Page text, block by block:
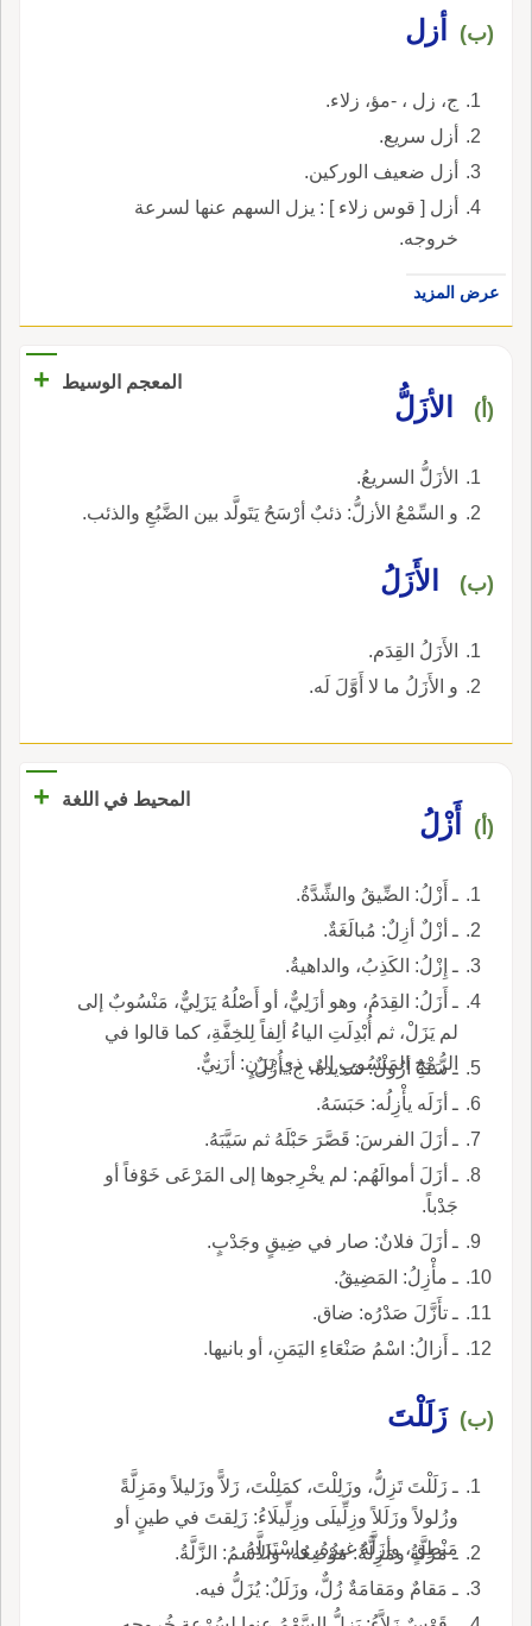
(ب) أزل
ج، زل ، -مؤ، زلاء.
أزل سريع.
أزل ضعيف الوركين.
أزل [ قوس زلاء ] : يزل السهم عنها لسرعة
خروجه.
عرض المزيد
المعجم الوسيط +
(أ) الأزَلُّ
الأزَلُّ السريعُ.
و السِّمْعُ الأزلُّ: ذئبٌ أرْسَحُ يَتَولَّد بين الضَّبُعِ والذئب.
(ب) الأَزَلُ
الأَزَلُ القِدَم.
و الأَزَلُ ما لا أَوَّلَ لَه.
المحيط في اللغة +
(أ) أَزْلُ
ـ أَزْلُ: الضِّيقُ والشِّدَّةُ.
ـ أزْلٌ أزِلٌ: مُبالَغَةٌ.
ـ إِزْلُ: الكَذِبُ، والداهيةُ.
ـ أَزَلُ: القِدَمُ، وهو أزَلِيٌّ، أو أَصْلُهُ يَزَلِيٌّ، مَنْسُوبٌ إلى
لم يَزَلْ، ثم أُبْدِلَتِ الياءُ ألِفاً لِلخِفَّةِ، كما قالوا في
الرُّمْحِ المَنْسُوبِ إلى ذي يَزَنٍ: أزَنِيٌّ.
ـ سَنَةٌ أزُولٌ: شديدةٌ، ج: أُزْلٌ.
ـ أزَلَه يأْزِلُه: حَبَسَهُ.
ـ أزَلَ الفرسَ: قَصَّرَ حَبْلَهُ ثم سَيَّبَهُ.
ـ أزَلَ أموالَهُم: لم يخْرِجوها إلى المَرْعَى خَوْفاً أو
جَدْباً.
ـ أزَلَ فلانٌ: صار في ضِيقٍ وجَدْبٍ.
ـ مأْزِلُ: المَضِيقُ.
ـ تأَزَّلَ صَدْرُه: ضاق.
ـ أَزالُ: اسْمُ صَنْعَاءِ اليَمَنِ، أو بانيها.
(ب) زَلَلْتَ
ـ زَلَلْتَ تَزِلُّ، وزَلِلْتَ، كمَلِلْتَ، زَلاًّ وزَليلاً ومَزِلَّةً
وزُلولاً وزَلَلاً وزِلِّيلَى وزِلِّيلَاءُ: زَلِقتَ في طينٍ أو
مَنْطِقٍ، وأزَلَّهُ غيرُهُ، واسْتَزَلَّهُ.
ـ مَزَلَّةُ ومَزِلَّةُ: مَوْضِعُه، والاسمُ: الزَّلَّةُ.
ـ مَقامٌ ومَقامَةٌ زُلٌّ، وزَلَلٌ: يُزَلُّ فيه.